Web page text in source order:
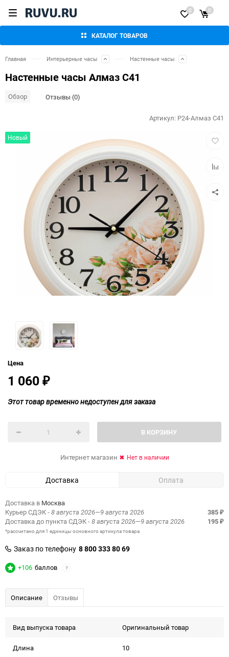
КАТАЛОГ ТОВАРОВ
0 0
Главная Интерьерные часы Настенные часы
Настенные часы Алмаз С41
Обзор Отзывы (0)
Новый
Артикул: P24-Алмаз С41
Цена
1 060 ₽
Этот товар временно недоступен для заказа
В КОРЗИНУ
Интернет магазин Нет в наличии
Доставка Оплата
Доставка в Москва
Курьер СДЭК- 8 августа 2026—9 августа 2026 385 ₽
Доставка до пункта СДЭК- 8 августа 2026—9 августа 2026 195 ₽
*рассчитано для 1 единицы основного артикула товара
Заказ по телефону 8 800 333 80 69
+106 баллов ?
Описание Отзывы
Вид выпуска товара Оригинальный товар
Длина 10